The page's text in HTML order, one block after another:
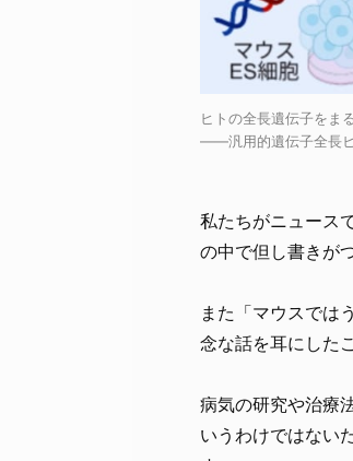
ヒトの全長遺伝子をま
――汎用的遺伝子全長
私たちがニュース
の中で但し書きが
また「マウスでは
念な話を耳にした
病気の研究や治療
いうわけではない